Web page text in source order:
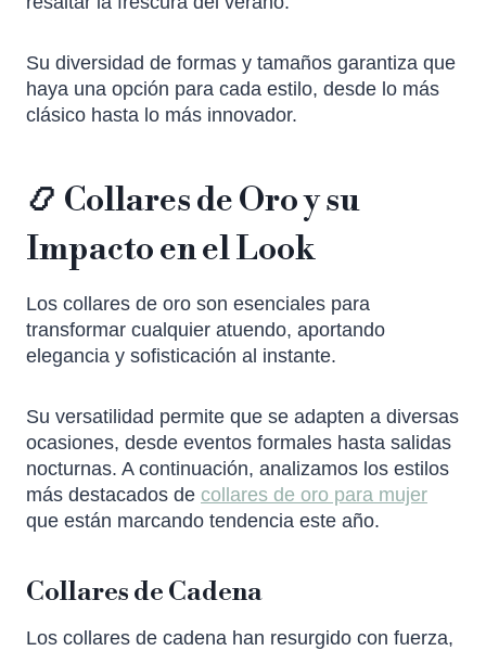
Su diversidad de formas y tamaños garantiza que
haya una opción para cada estilo, desde lo más
clásico hasta lo más innovador.
📿 Collares de Oro y su
Impacto en el Look
Los collares de oro son esenciales para
transformar cualquier atuendo, aportando
elegancia y sofisticación al instante.
Su versatilidad permite que se adapten a diversas
ocasiones, desde eventos formales hasta salidas
nocturnas. A continuación, analizamos los estilos
más destacados de collares de oro para mujer
que están marcando tendencia este año.
Collares de Cadena
Los collares de cadena han resurgido con fuerza,